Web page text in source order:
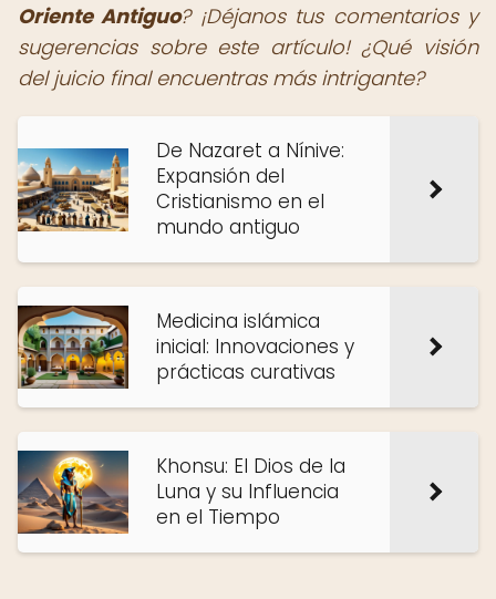
Oriente Antiguo? ¡Déjanos tus comentarios y
sugerencias sobre este artículo! ¿Qué visión
del juicio final encuentras más intrigante?
De Nazaret a Nínive:
Expansión del
Cristianismo en el
mundo antiguo
Medicina islámica
inicial: Innovaciones y
prácticas curativas
Khonsu: El Dios de la
Luna y su Influencia
en el Tiempo